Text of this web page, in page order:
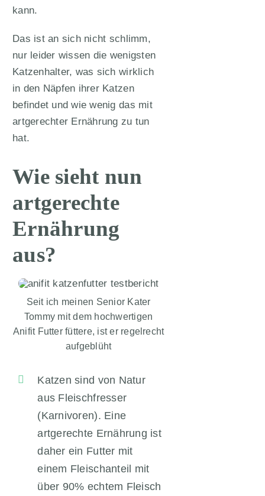
kann.
Das ist an sich nicht schlimm,
nur leider wissen die wenigsten
Katzenhalter, was sich wirklich
in den Näpfen ihrer Katzen
befindet und wie wenig das mit
artgerechter Ernährung zu tun
hat.
Wie sieht nun
artgerechte
Ernährung
aus?
Seit ich meinen Senior Kater
Tommy mit dem hochwertigen
Anifit Futter füttere, ist er regelrecht
aufgeblüht
Katzen sind von Natur
aus Fleischfresser
(Karnivoren). Eine
artgerechte Ernährung ist
daher ein Futter mit
einem Fleischanteil mit
über 90% echtem Fleisch